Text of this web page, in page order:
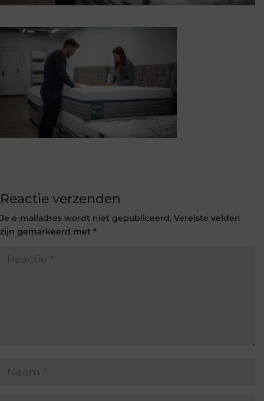
Reactie verzenden
Je e-mailadres wordt niet gepubliceerd. Vereiste velden
zijn gemarkeerd met *